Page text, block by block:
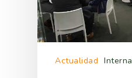
Actualidad